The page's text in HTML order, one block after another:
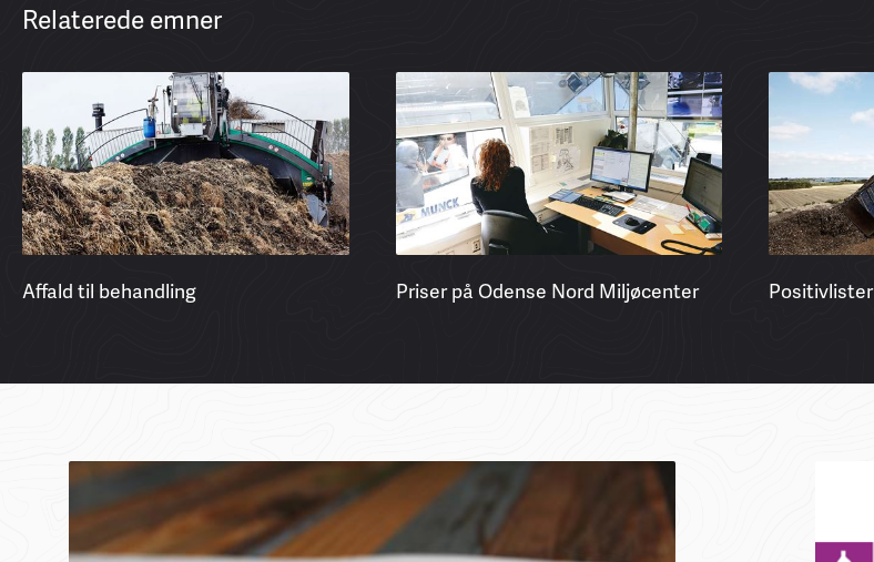
Relaterede emner
Affald til behandling Priser på Odense Nord Miljøcenter Positivlister